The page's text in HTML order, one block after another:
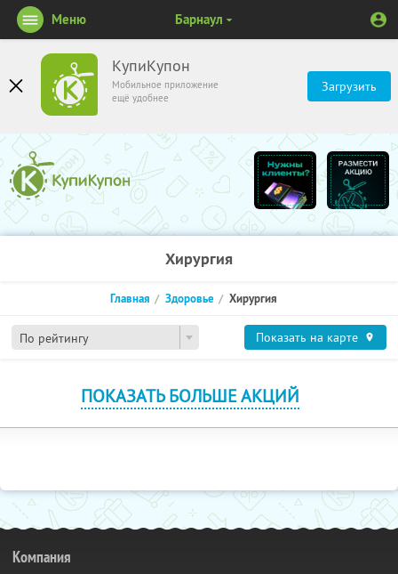
КупиКупон
Мобильное приложение
ещё удобнее
Загрузить
Меню Барнаул
Хирургия
По рейтингу
Главная Здоровье Хирургия
Показать на карте
ПОКАЗАТЬ БОЛЬШЕ АКЦИЙ
Компания